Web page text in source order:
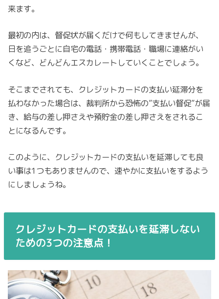
来ます。
最初の内は、督促状が届くだけで何もしてきませんが、
日を追うごとに自宅の電話・携帯電話・職場に連絡がい
くなど、どんどんエスカレートしていくことでしょう。
そこまでされても、クレジットカードの支払い延滞分を
払わなかった場合は、裁判所から恐怖の”支払い督促”が届
き、給与の差し押さえや預貯金の差し押さえをされるこ
とになるんです。
このように、クレジットカードの支払いを延滞しても良
い事は1つもありませんので、速やかに支払いをするよう
にしましょうね。
クレジットカードの支払いを延滞しない
ための3つの注意点！